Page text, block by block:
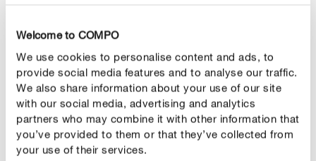
Welcome to COMPO
We use cookies to personalise content and ads, to
provide social media features and to analyse our traffic.
We also share information about your use of our site
with our social media, advertising and analytics
partners who may combine it with other information that
you’ve provided to them or that they’ve collected from
your use of their services.
mit allen wichtigen Nährstoffen für besonders
schöne Blüten & gestärkte Pflanzen
ideal auch für kalkempfindliche Orchideen
einfache Anwendung dank Dosierhilfe